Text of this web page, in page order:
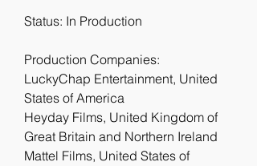
Status: In Production
Production Companies:
LuckyChap Entertainment, United
States of America
Heyday Films, United Kingdom of
Great Britain and Northern Ireland
Mattel Films, United States of